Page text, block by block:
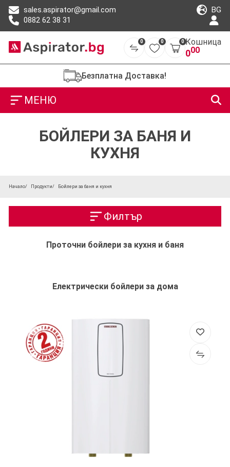
sales.aspirator@gmail.com
0882 62 38 31
BG
Безплатна Доставка!
0 0 0 Кошница
000
МЕНЮ
БОЙЛЕРИ ЗА БАНЯ И
КУХНЯ
Начало Продукти Бойлери за баня и кухня
Филтър
Проточни бойлери за кухня и баня
Електрически бойлери за дома